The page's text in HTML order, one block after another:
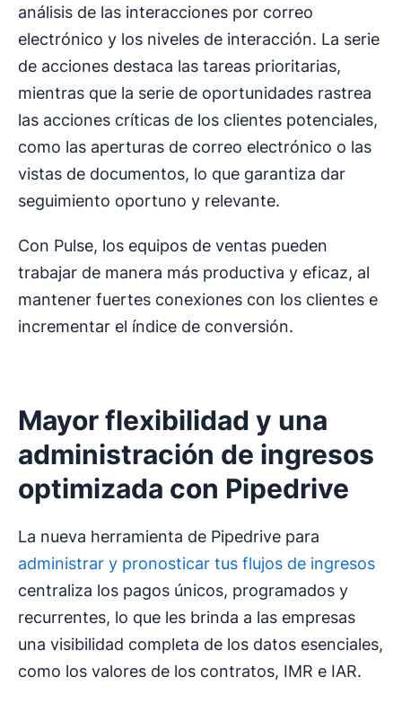
análisis de las interacciones por correo
electrónico y los niveles de interacción. La serie
de acciones destaca las tareas prioritarias,
mientras que la serie de oportunidades rastrea
las acciones críticas de los clientes potenciales,
como las aperturas de correo electrónico o las
vistas de documentos, lo que garantiza dar
seguimiento oportuno y relevante.
Con Pulse, los equipos de ventas pueden
trabajar de manera más productiva y eficaz, al
mantener fuertes conexiones con los clientes e
incrementar el índice de conversión.
Mayor flexibilidad y una
administración de ingresos
optimizada con Pipedrive
La nueva herramienta de Pipedrive para
administrar y pronosticar tus flujos de ingresos
centraliza los pagos únicos, programados y
recurrentes, lo que les brinda a las empresas
una visibilidad completa de los datos esenciales,
como los valores de los contratos, IMR e IAR.